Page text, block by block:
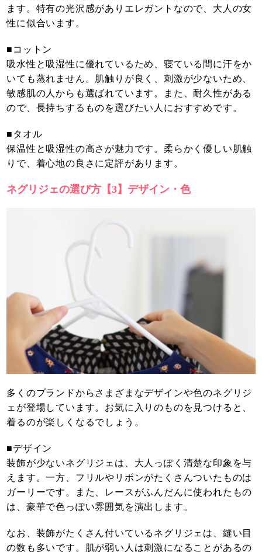
ます。特有の光沢感がありエレガントなので、大人の女
性に似合います。
■コットン
吸水性と吸湿性に優れているため、寝ている間に汗をか
いても蒸れません。肌触りが良く、刺激が少ないため、
敏感肌の人からも選ばれています。また、耐久性がある
ので、長持ちするものを選びたい人におすすめです。
■タオル
保温性と吸湿性の高さが魅力です。柔らかく優しい肌触
りで、着心地の良さに定評があります。
ネグリジェの選び方【3】デザイン・色
多くのブランドからさまざまなデザインや色のネグリジ
ェが登場しています。お気に入りのものを見つけると、
着るのが楽しくなるでしょう。
■デザイン
装飾が少ないネグリジェは、大人っぽく清楚な印象を与
えます。一方、フリルやリボンがたくさんついたものは
ガーリーです。また、レースがふんだんに使われたもの
は、豪華で色っぽい雰囲気を演出します。
なお、装飾がたくさん付いているネグリジェは、縫い目
の数も多いです。肌が弱い人は刺激になることがあるの